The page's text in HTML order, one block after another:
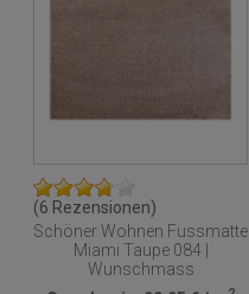
(6 Rezensionen)
Schöner Wohnen Fussmatte
Miami Taupe 084 |
Wunschmass